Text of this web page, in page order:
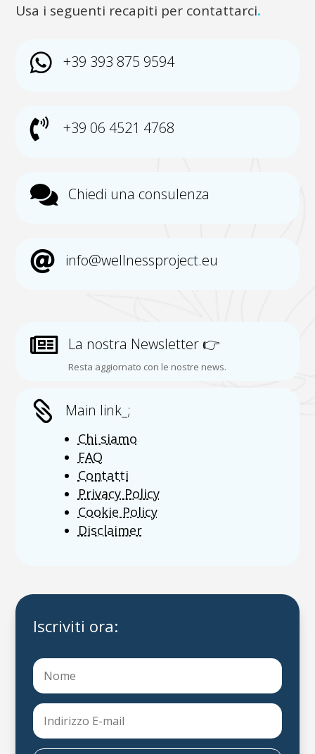
Usa i seguenti recapiti per contattarci.
 +39 393 875 9594
 +39 06 4521 4768
 Chiedi una consulenza
 info@wellnessproject.eu
 La nostra Newsletter 👉
Resta aggiornato con le nostre news.
 Main link_;
Chi siamo
FAQ
Contatti
Privacy Policy
Cookie Policy
Disclaimer
Iscriviti ora: